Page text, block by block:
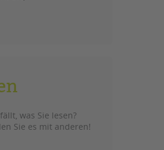
was Sie lesen?
Sie es mit anderen!